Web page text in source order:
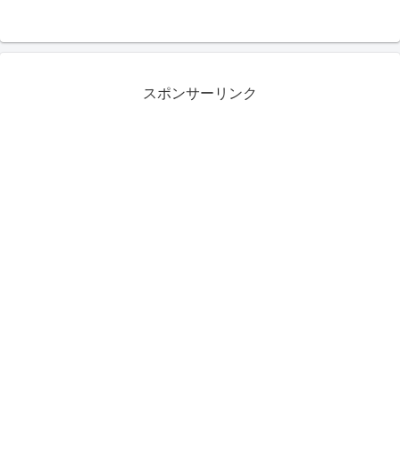
スポンサーリンク